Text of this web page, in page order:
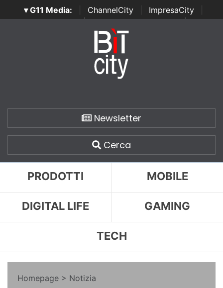
▾ G11 Media: ChannelCity ImpresaCity
SecurityOpenLab | Italian Channel Awards | Italian
Italian Security Awards
Newsletter
Cerca
PRODOTTI MOBILE
DIGITAL LIFE GAMING
TECH
Homepage > Notizia